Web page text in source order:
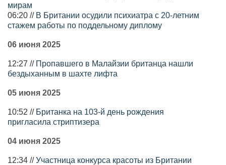
мирам
06:20 // В Британии осудили психиатра с 20-летним
стажем работы по поддельному диплому
06 июня 2025
12:27 // Пропавшего в Малайзии британца нашли
бездыханным в шахте лифта
05 июня 2025
10:52 // Британка на 103-й день рождения
пригласила стриптизера
04 июня 2025
12:34 //Участница конкурса красоты из Британии